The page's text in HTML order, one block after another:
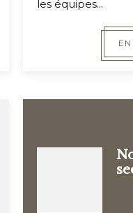
les équipes...